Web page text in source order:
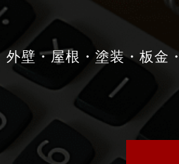
外壁・屋根・塗装・板金